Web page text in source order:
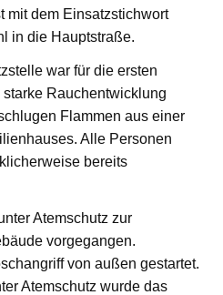
mit dem Einsatzstichwort
in die Hauptstraße.
war für die ersten
Rauchentwicklung
Flammen aus einer
Alle Personen
bereits
Atemschutz zur
vorgegangen.
von außen gestartet.
Atemschutz wurde das